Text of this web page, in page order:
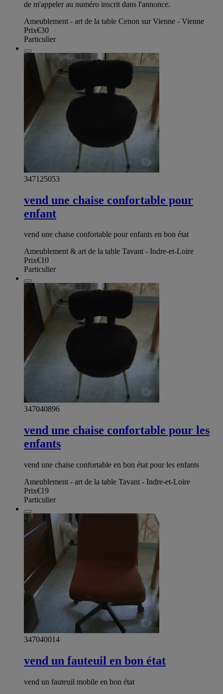
de m'appeler au numéro inscrit dans l'annonce.
Ameublement - art de la table Cenon sur Vienne - Vienne
Prix€30
Particulier
347125053
vend une chaise confortable pour
enfant
vend une chaise confortable pour enfants en bon état
Ameublement & art de la table Tavant - Indre-et-Loire
Prix€10
Particulier
347040896
vend une chaise confortable pour les
enfants
vend une chaise confortable en bon état pour les enfants
Ameublement - art de la table Tavant - Indre-et-Loire
Prix€19
Particulier
347040014
vend un fauteuil en bon état
vend un fauteuil mobile en bon état